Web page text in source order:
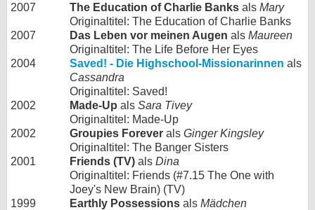
2007
The Education of Charlie Banks als Mary
Originaltitel: The Education of Charlie Banks
2007
Das Leben vor meinen Augen als Maureen
Originaltitel: The Life Before Her Eyes
2004
Saved! - Die Highschool-Missionarinnen als
Cassandra
Originaltitel: Saved!
2002
Made-Up als Sara Tivey
Originaltitel: Made-Up
2002
Groupies Forever als Ginger Kingsley
Originaltitel: The Banger Sisters
2001
Friends (TV) als Dina
Originaltitel: Friends (#7.15 The One with
Joey's New Brain) (TV)
1999
Earthly Possessions als Mädchen